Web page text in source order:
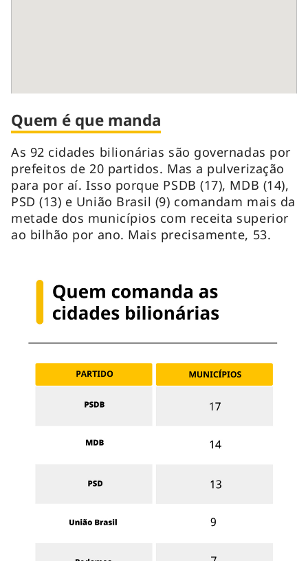
Quem é que manda
As 92 cidades bilionárias são governadas por
prefeitos de 20 partidos. Mas a pulverização
para por aí. Isso porque PSDB (17), MDB (14),
PSD (13) e União Brasil (9) comandam mais da
metade dos municípios com receita superior
ao bilhão por ano. Mais precisamente, 53.